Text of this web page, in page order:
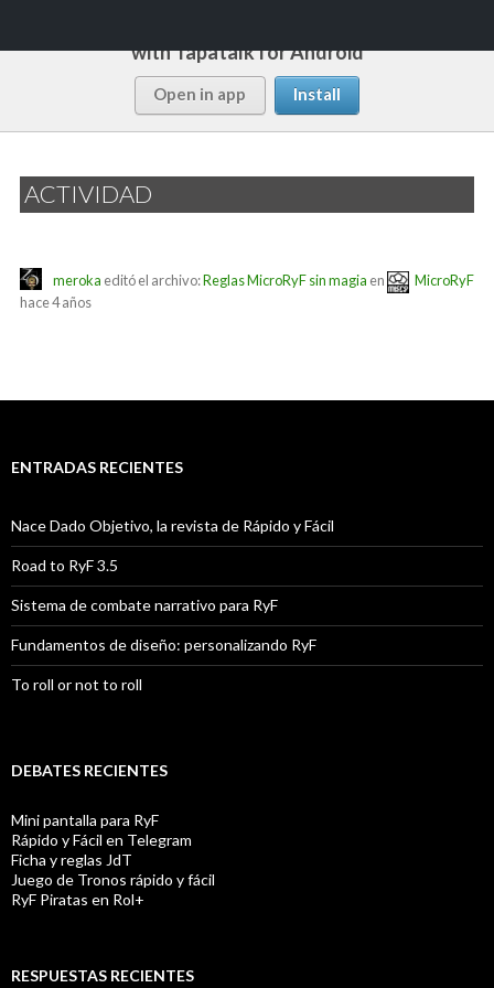
with Tapatalk for Android
Open in app Install
ACTIVIDAD
meroka editó el archivo:Reglas MicroRyF sin magia en
MicroRyF
hace 4 años
ENTRADAS RECIENTES
Nace Dado Objetivo, la revista de Rápido y Fácil
Road to RyF 3.5
Sistema de combate narrativo para RyF
Fundamentos de diseño: personalizando RyF
To roll or not to roll
DEBATES RECIENTES
Mini pantalla para RyF
Rápido y Fácil en Telegram
Ficha y reglas JdT
Juego de Tronos rápido y fácil
RyF Piratas en Rol+
RESPUESTAS RECIENTES